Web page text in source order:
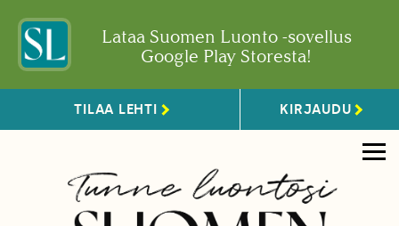
Lataa Suomen Luonto -sovellus
Google Play Storesta!
TILAA LEHTI KIRJAUDU